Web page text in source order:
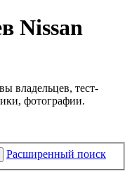
Nissan
владельцев, тест-
фотографии.
Расширенный поиск